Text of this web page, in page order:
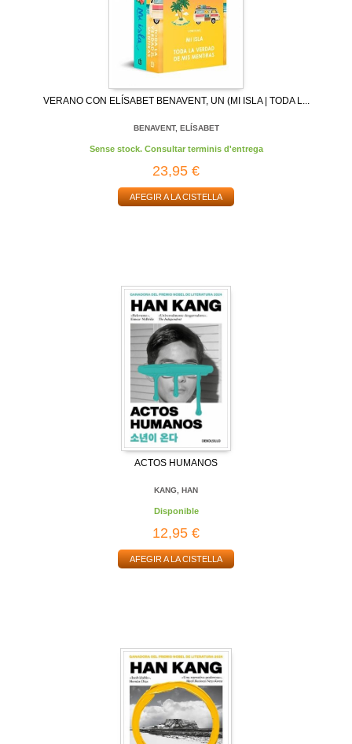
VERANO CON ELÍSABET BENAVENT, UN (MI ISLA | TODA L...
BENAVENT, ELÍSABET
Sense stock. Consultar terminis d'entrega
23,95 €
AFEGIR A LA CISTELLA
ACTOS HUMANOS
KANG, HAN
Disponible
12,95 €
AFEGIR A LA CISTELLA